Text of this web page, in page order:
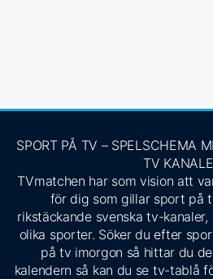
SPORT PÅ TV – SPELSCHEMA
TV
TVmatchen har som vision att
för dig som gillar sport på
rikstäckande svenska tv-
olika sporter. Söker du efter
på tv imorgon så hittar du
kalendern så kan du se tv-tablå